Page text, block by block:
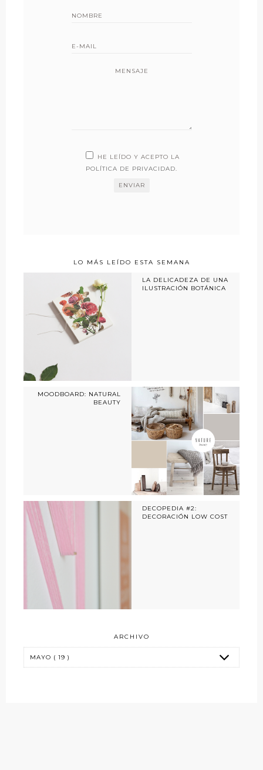
MENSAJE
HE LEÍDO Y ACEPTO LA
POLÍTICA DE PRIVACIDAD
LO MÁS LEÍDO ESTA SEMANA
LA DELICADEZA DE UNA
ILUSTRACIÓN BOTÁNICA
MOODBOARD: NATURAL
BEAUTY
DECOPEDIA #2:
DECORACIÓN LOW COST
ARCHIVO